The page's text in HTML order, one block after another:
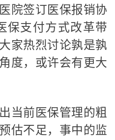
院签订医保报销协
保支付方式改革带
家热烈讨论孰是孰
度，或许会有更大
当前医保管理的粗
估不足，事中的监